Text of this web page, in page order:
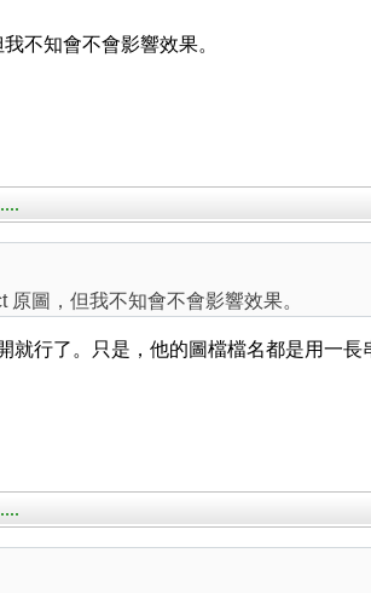
不知會不會影響效果。
原圖，但我不知會不會影響效果。
就行了。只是，他的圖檔檔名都是用一長